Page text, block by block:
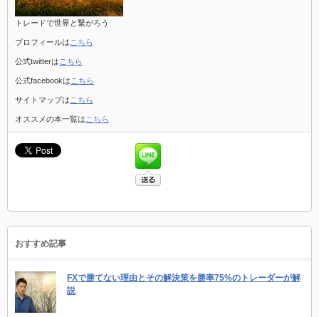
トレードで世界と繋がろう
プロフィールは こちら
公式twitterは こちら
公式facebookは こちら
サイトマップは こちら
オススメの本一覧は こちら
おすすめ記事
FXで勝てない理由とその解決策を勝率75%のトレーダーが解
説